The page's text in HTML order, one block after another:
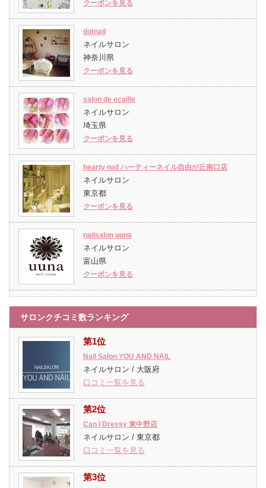
クーポンを見る
dotnail
ネイルサロン
神奈川県
クーポンを見る
salon de ecaille
ネイルサロン
埼玉県
クーポンを見る
hearty nail ハーティーネイル自由が丘南口店
ネイルサロン
東京都
クーポンを見る
nailsalon uuna
ネイルサロン
富山県
クーポンを見る
サロンクチコミ数ランキング
第1位
Nail Salon YOU AND NAIL
ネイルサロン / 大阪府
口コミ一覧を見る
第2位
Can I Dressy 東中野店
ネイルサロン / 東京都
口コミ一覧を見る
第3位